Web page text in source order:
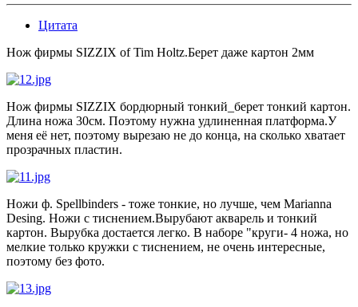
Цитата
Нож фирмы SIZZIX of Tim Holtz.Берет даже картон 2мм
Нож фирмы SIZZIX бордюрный тонкий_берет тонкий картон.
Длина ножа 30см. Поэтому нужна удлиненная платформа.У
меня её нет, поэтому вырезаю не до конца, на сколько хватает
прозрачных пластин.
Ножи ф. Spellbinders - тоже тонкие, но лучше, чем Marianna
Desing. Ножи с тиснением.Вырубают акварель и тонкий
картон. Вырубка достается легко. В наборе "круги- 4 ножа, но
мелкие только кружки с тиснением, не очень интересные,
поэтому без фото.